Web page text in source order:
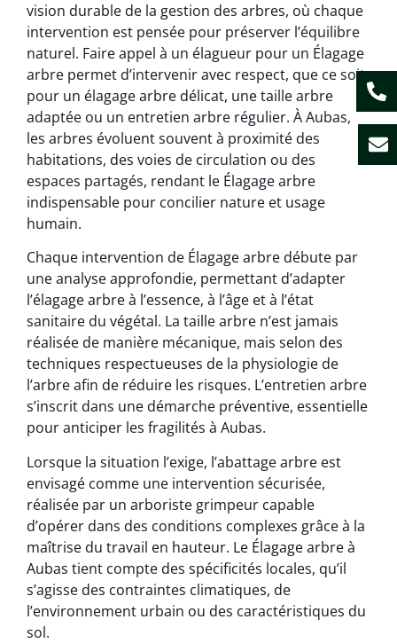
vision durable de la gestion des arbres, où chaque
intervention est pensée pour préserver l’équilibre
naturel. Faire appel à un élagueur pour un Élagage
arbre permet d’intervenir avec respect, que ce soit
pour un élagage arbre délicat, une taille arbre
adaptée ou un entretien arbre régulier. À Aubas,
les arbres évoluent souvent à proximité des
habitations, des voies de circulation ou des
espaces partagés, rendant le Élagage arbre
indispensable pour concilier nature et usage
humain.
Chaque intervention de Élagage arbre débute par
une analyse approfondie, permettant d’adapter
l’élagage arbre à l’essence, à l’âge et à l’état
sanitaire du végétal. La taille arbre n’est jamais
réalisée de manière mécanique, mais selon des
techniques respectueuses de la physiologie de
l’arbre afin de réduire les risques. L’entretien arbre
s’inscrit dans une démarche préventive, essentielle
pour anticiper les fragilités à Aubas.
Lorsque la situation l’exige, l’abattage arbre est
envisagé comme une intervention sécurisée,
réalisée par un arboriste grimpeur capable
d’opérer dans des conditions complexes grâce à la
maîtrise du travail en hauteur. Le Élagage arbre à
Aubas tient compte des spécificités locales, qu’il
s’agisse des contraintes climatiques, de
l’environnement urbain ou des caractéristiques du
sol.